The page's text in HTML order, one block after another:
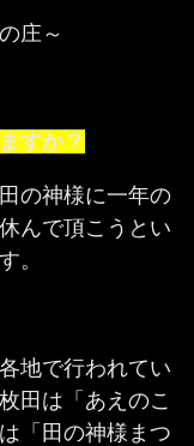
庄～
すか？
の神様に一年の
んで頂こうとい
。
地で行われてい
田は「あえのこ
「田の神様まつ